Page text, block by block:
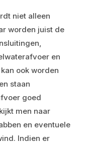
niet alleen
worden juist de
en
ook worden
staan
goed
men naar
en eventuele
Indien er